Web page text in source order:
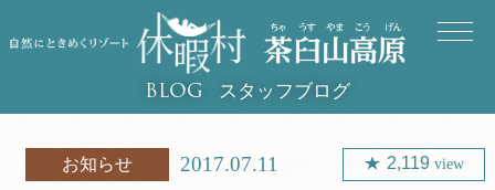
BLOG スタッフブログ
お知らせ 2017.07.11 2,119 view